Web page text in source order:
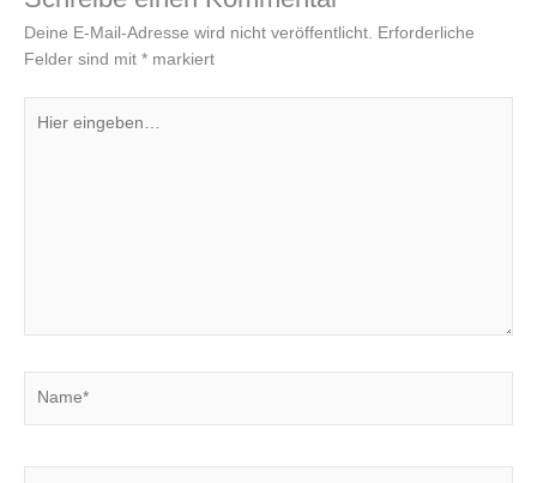
Deine E-Mail-Adresse wird nicht veröffentlicht. Erforderliche
Felder sind mit * markiert
eingeben…